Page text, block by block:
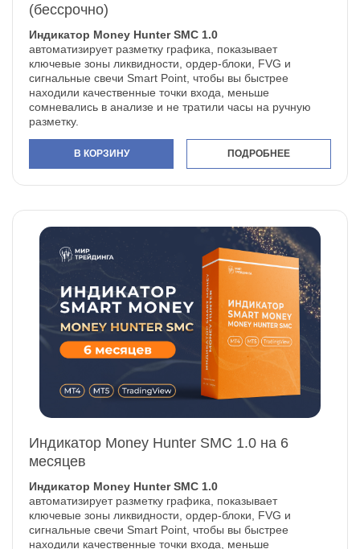
(бессрочно)
Индикатор Money Hunter SMC 1.0
автоматизирует разметку графика, показывает
ключевые зоны ликвидности, ордер-блоки, FVG и
сигнальные свечи Smart Point, чтобы вы быстрее
находили качественные точки входа, меньше
сомневались в анализе и не тратили часы на ручную
разметку.
В КОРЗИНУ ПОДРОБНЕЕ
Индикатор Money Hunter SMC 1.0 на 6
месяцев
Индикатор Money Hunter SMC 1.0
автоматизирует разметку графика, показывает
ключевые зоны ликвидности, ордер-блоки, FVG и
сигнальные свечи Smart Point, чтобы вы быстрее
находили качественные точки входа, меньше